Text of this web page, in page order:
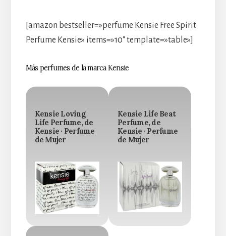
[amazon bestseller=»perfume Kensie Free Spirit
Perfume Kensie» items=»10″ template=»table»]
Más perfumes de la marca Kensie
Kensie Loving
Life Perfume, de
Kensie · Perfume
de Mujer
Kensie Life Beat
Perfume, de
Kensie · Perfume
de Mujer